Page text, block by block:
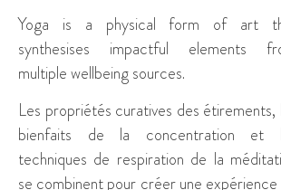
Yoga is a physical form of art
synthesises impactful elements
multiple wellbeing sources.
Les propriétés curatives des étirements,
bienfaits de la concentration et
techniques de respiration de la
se combinent pour créer une expérience